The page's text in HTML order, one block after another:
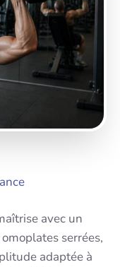
avec un
serrées,
adaptée à